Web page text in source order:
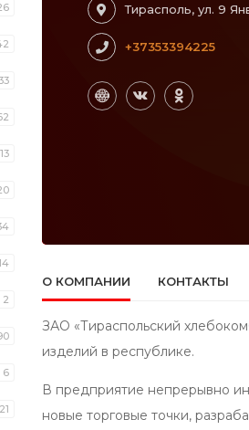
13
2
6
21
Тирасполь, ул. 9
+37353394225
О КОМПАНИИ КОНТАКТЫ
ЗАО «Тираспольский
изделий в республике.
В предприятие непрерывно
новые торговые точки,